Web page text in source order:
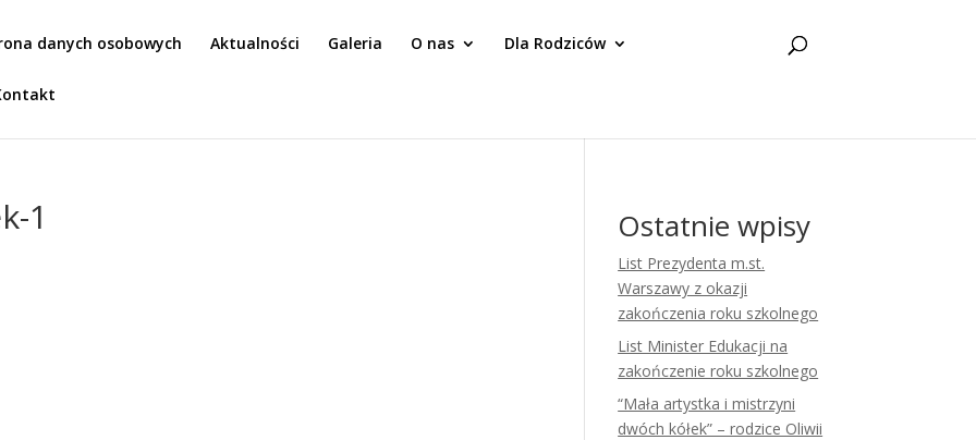
danych osobowych Aktualności Galeria O nas Dla Rodziców
1 Ostatnie wpisy
List Prezydenta m.st.
Warszawy z okazji
zakończenia roku szkolnego
List Minister Edukacji na
zakończenie roku szkolnego
“Mała artystka i mistrzyni
dwóch kółek” – rodzice Oliwii